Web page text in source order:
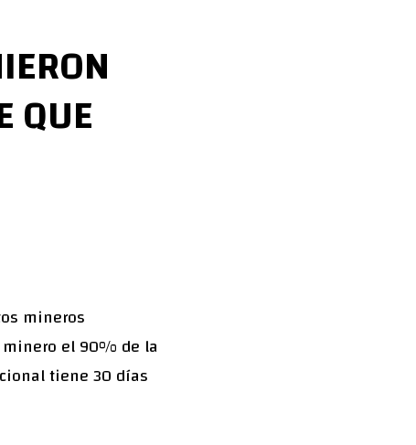
QUE
mineros
el 90% de la
tiene 30 días